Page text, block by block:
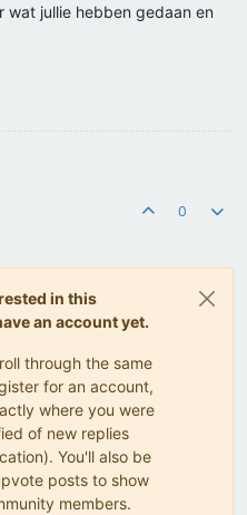
wat jullie hebben gedaan en
0
in this
an account yet.
through the same
for an account,
where you were
of new replies
You'll also be
posts to show
members.